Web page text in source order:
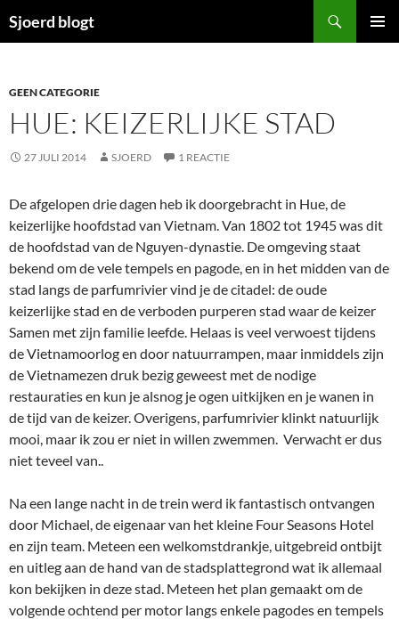
naar
Sjoerd blogt
GEEN CATEGORIE
HUE: KEIZERLIJKE STAD
27 JULI 2014 SJOERD 1 REACTIE
De afgelopen drie dagen heb ik doorgebracht in Hue, de
keizerlijke hoofdstad van Vietnam. Van 1802 tot 1945 was dit
de hoofdstad van de Nguyen-dynastie. De omgeving staat
bekend om de vele tempels en pagode, en in het midden van de
stad langs de parfumrivier vind je de citadel: de oude
keizerlijke stad en de verboden purperen stad waar de keizer
Samen met zijn familie leefde. Helaas is veel verwoest tijdens
de Vietnamoorlog en door natuurrampen, maar inmiddels zijn
de Vietnamezen druk bezig geweest met de nodige
restauraties en kun je alsnog je ogen uitkijken en je wanen in
de tijd van de keizer. Overigens, parfumrivier klinkt natuurlijk
mooi, maar ik zou er niet in willen zwemmen. Verwacht er dus
niet teveel van..
Na een lange nacht in de trein werd ik fantastisch ontvangen
door Michael, de eigenaar van het kleine Four Seasons Hotel
en zijn team. Meteen een welkomstdrankje, uitgebreid ontbijt
en uitleg aan de hand van de stadsplattegrond wat ik allemaal
kon bekijken in deze stad. Meteen het plan gemaakt om de
volgende ochtend per motor langs enkele pagodes en tempels